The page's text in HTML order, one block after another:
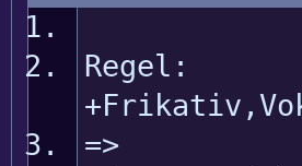
Regel:
=>